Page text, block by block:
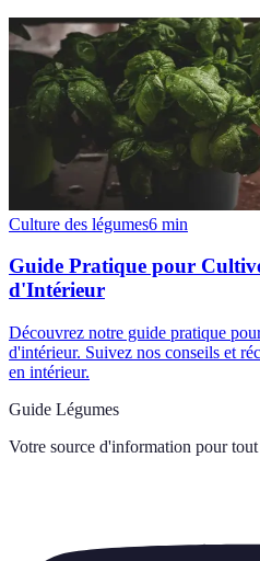
Culture des légumes6 min
Guide Pratique pour
d'Intérieur
Découvrez notre guide pratique
d'intérieur. Suivez nos conseils et
en intérieur.
Guide Légumes
Votre source d'information pour